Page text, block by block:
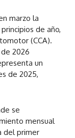
marzo la
de año,
(CCA).
2026
un
de 2025,
se
mensual
del primer